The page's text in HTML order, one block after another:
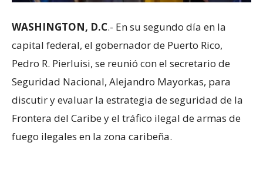
WASHINGTON, D.C.- En su segundo día en la
capital federal, el gobernador de Puerto Rico,
Pedro R. Pierluisi, se reunió con el secretario de
Seguridad Nacional, Alejandro Mayorkas, para
discutir y evaluar la estrategia de seguridad de la
Frontera del Caribe y el tráfico ilegal de armas de
fuego ilegales en la zona caribeña.